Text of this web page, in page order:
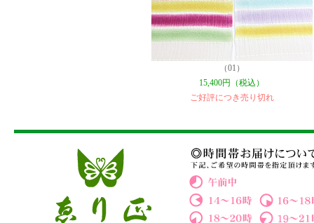
（01）
15,400円（税込）
ご好評につき売り切れ